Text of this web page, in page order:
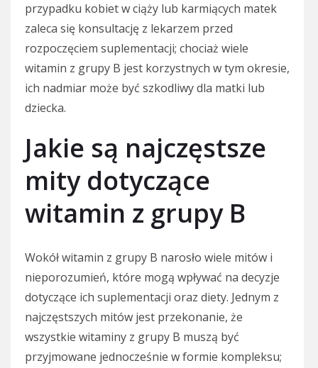
przypadku kobiet w ciąży lub karmiących matek
zaleca się konsultację z lekarzem przed
rozpoczęciem suplementacji; chociaż wiele
witamin z grupy B jest korzystnych w tym okresie,
ich nadmiar może być szkodliwy dla matki lub
dziecka.
Jakie są najczęstsze
mity dotyczące
witamin z grupy B
Wokół witamin z grupy B narosło wiele mitów i
nieporozumień, które mogą wpływać na decyzje
dotyczące ich suplementacji oraz diety. Jednym z
najczęstszych mitów jest przekonanie, że
wszystkie witaminy z grupy B muszą być
przyjmowane jednocześnie w formie kompleksu;